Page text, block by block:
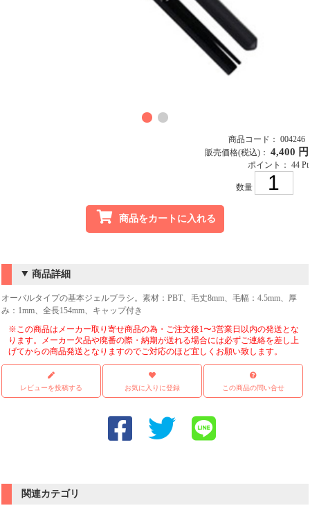
商品コード： 004246
販売価格(税込)： 4,400 円
ポイント： 44 Pt
数量
商品をカートに入れる
商品詳細
オーバルタイプの基本ジェルブラシ。素材：PBT、毛丈8mm、毛幅：4.5mm、厚
み：1mm、全長154mm、キャップ付き
※この商品はメーカー取り寄せ商品の為・ご注文後1〜3営業日以内の発送とな
ります。メーカー欠品や廃番の際・納期が送れる場合には必ずご連絡を差し上
げてからの商品発送となりますのでご対応のほど宜しくお願い致します。
レビューを投稿する お気に入りに登録 この商品の問い合せ
関連カテゴリ